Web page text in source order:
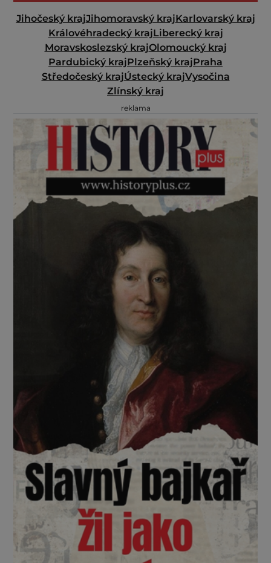
Jihočeský krajJihomoravský krajKarlovarský kraj
Královéhradecký krajLiberecký kraj
Moravskoslezský krajOlomoucký kraj
Pardubický krajPlzeňský krajPraha
Středočeský krajÚstecký krajVysočina
Zlínský kraj
reklama